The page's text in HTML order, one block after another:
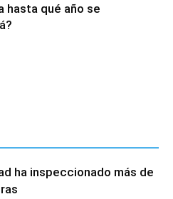
hasta qué año se
ha inspeccionado más de